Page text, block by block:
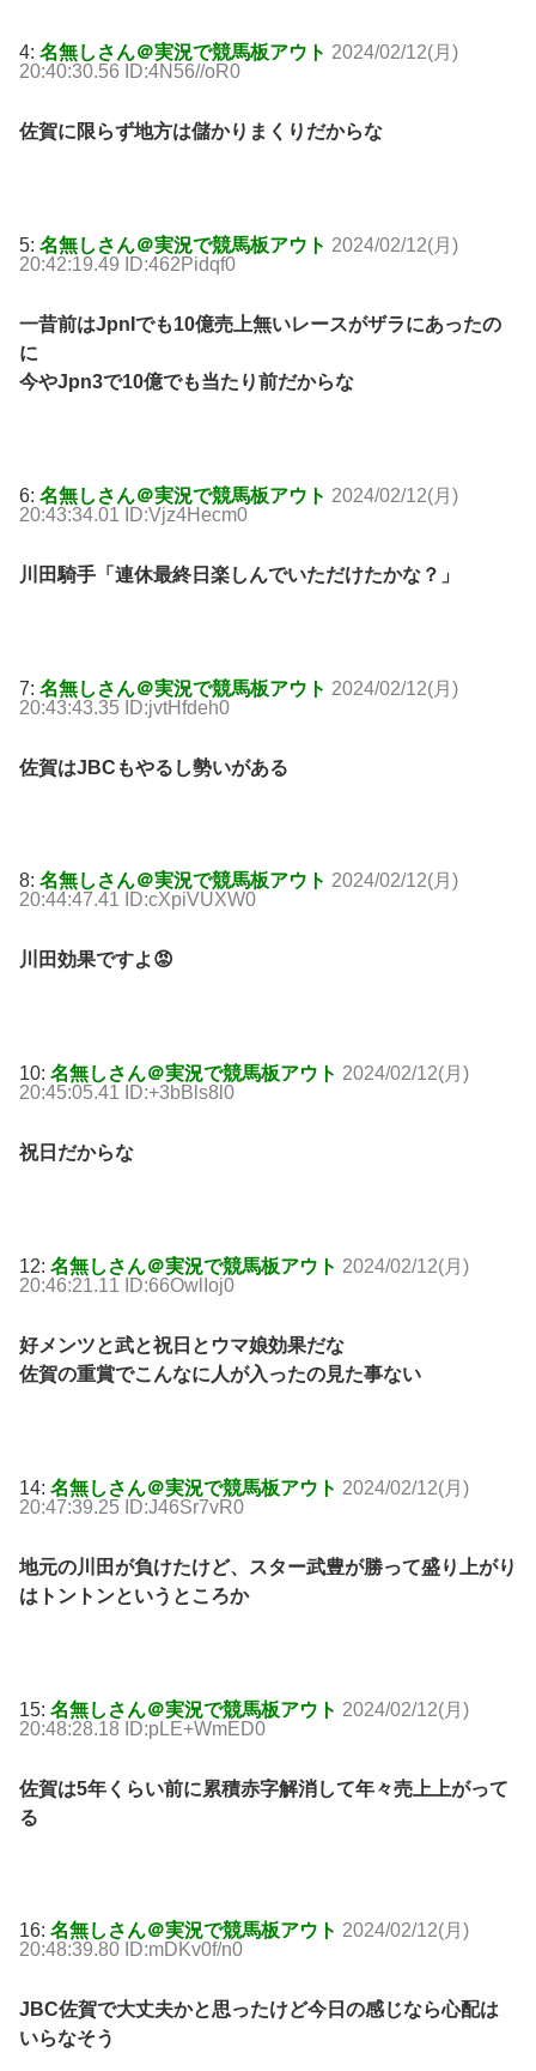
4: 名無しさん＠実況で競馬板アウト 2024/02/12(月)
20:40:30.56 ID:4N56//oR0
佐賀に限らず地方は儲かりまくりだからな
5: 名無しさん＠実況で競馬板アウト 2024/02/12(月)
20:42:19.49 ID:462Pidqf0
一昔前はJpnIでも10億売上無いレースがザラにあったの
に
今やJpn3で10億でも当たり前だからな
6: 名無しさん＠実況で競馬板アウト 2024/02/12(月)
20:43:34.01 ID:Vjz4Hecm0
川田騎手「連休最終日楽しんでいただけたかな？」
7: 名無しさん＠実況で競馬板アウト 2024/02/12(月)
20:43:43.35 ID:jvtHfdeh0
佐賀はJBCもやるし勢いがある
8: 名無しさん＠実況で競馬板アウト 2024/02/12(月)
20:44:47.41 ID:cXpiVUXW0
川田効果ですよ😡
10: 名無しさん＠実況で競馬板アウト 2024/02/12(月)
20:45:05.41 ID:+3bBls8l0
祝日だからな
12: 名無しさん＠実況で競馬板アウト 2024/02/12(月)
20:46:21.11 ID:66OwlIoj0
好メンツと武と祝日とウマ娘効果だな
佐賀の重賞でこんなに人が入ったの見た事ない
14: 名無しさん＠実況で競馬板アウト 2024/02/12(月)
20:47:39.25 ID:J46Sr7vR0
地元の川田が負けたけど、スター武豊が勝って盛り上がり
はトントンというところか
15: 名無しさん＠実況で競馬板アウト 2024/02/12(月)
20:48:28.18 ID:pLE+WmED0
佐賀は5年くらい前に累積赤字解消して年々売上上がって
る
16: 名無しさん＠実況で競馬板アウト 2024/02/12(月)
20:48:39.80 ID:mDKv0f/n0
JBC佐賀で大丈夫かと思ったけど今日の感じなら心配は
いらなそう